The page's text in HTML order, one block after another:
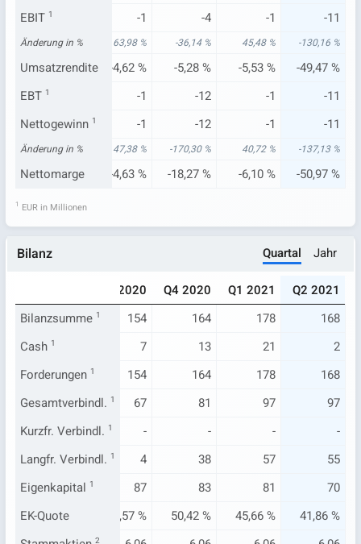
EBIT 1 -1 -4 -1 -11
Änderung in %
-4.454,21 % 63,98 % -36,14 % 45,48 % -130,16 %
Umsatzrendite
-45,57 % -4,62 % -5,28 % -5,53 %
-49,47 %
EBT 1 -1 -12 -1
-11
Nettogewinn 1
-5 -1 -12 -1 -11
Änderung in %
-3.887,80 % 47,38 % -170,30 % 40,72 % -137,13 %
Nettomarge
-45,57 % -4,63 % -18,27 % -6,10 % -50,97 %
1 EUR in Millionen
Bilanz Quartal Jahr
Q3 2020 Q4 2020 Q1 2021
Q2 2021
Bilanzsumme 1
151 154 164 178
168
Cash 1 7 13 21
2
Forderungen 1
151 154 164 178
168
Gesamtverbindl. 1
63 67 81 97
97
Kurzfr. Verbindl. 1
- - - -
-
Langfr. Verbindl. 1
41 4 38 57
55
Eigenkapital 1
88 87 83 81
70
EK-Quote
58,41 % 56,57 % 50,42 % 45,66 %
41,86 %
2